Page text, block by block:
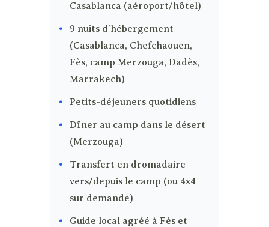
Casablanca (aéroport/hôtel)
9 nuits d’hébergement
(Casablanca, Chefchaouen,
Fès, camp Merzouga, Dadès,
Marrakech)
Petits-déjeuners quotidiens
Dîner au camp dans le désert
(Merzouga)
Transfert en dromadaire
vers/depuis le camp (ou 4x4
sur demande)
Guide local agréé à Fès et